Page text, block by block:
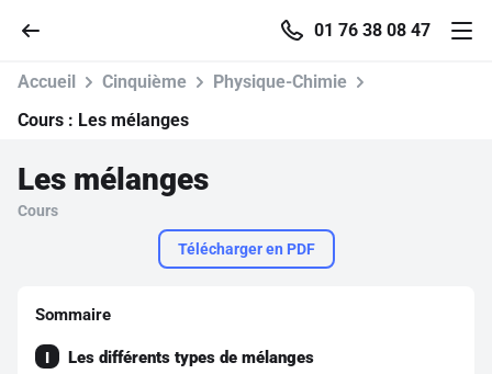
01 76 38 08 47
Accueil
Se connecter
Accueil Cinquième
Physique-Chimie
Cours : Les mélanges
Les mélanges
Cours
Télécharger en PDF
Sommaire
I Les différents types de mélanges